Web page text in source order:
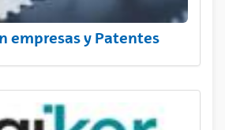
empresas y Patentes